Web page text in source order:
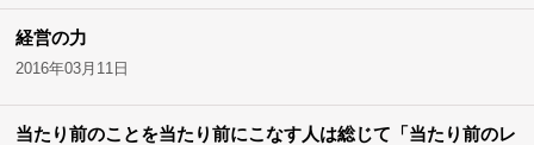
経営の力
2016年03月11日
当たり前のことを当たり前にこなす人は総じて「当たり前のレ